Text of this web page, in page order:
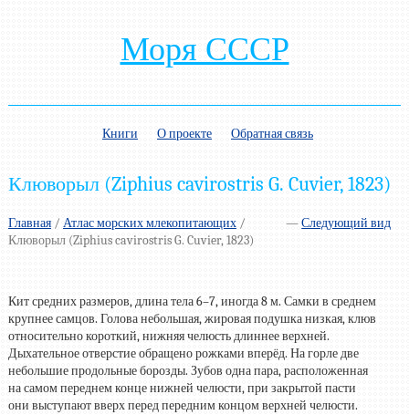
Моря СССР
Книги О проекте Обратная связь
Клюворыл (Ziphius cavirostris G. Cuvier, 1823)
Главная/ —Следующий вид
Атлас морских млекопитающих/
Клюворыл (Ziphius cavirostris G. Cuvier, 1823)
Кит средних размеров, длина тела6–7,иногда 8 м. Самки в среднем
крупнее самцов. Голова небольшая, жировая подушка низкая, клюв
относительно короткий, нижняя челюсть длиннее верхней.
Дыхательное отверстие обращено рожками вперёд. На горле две
небольшие продольные борозды. Зубов одна пара, расположенная
на самом переднем конце нижней челюсти, при закрытой пасти
они выступают вверх перед передним концом верхней челюсти.